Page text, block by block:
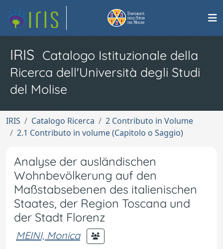
IRIS Catalogo Istituzionale della
Ricerca dell'Università degli Studi
del Molise
IRIS Catalogo Ricerca
2 Contributo in Volume
2.1 Contributo in volume (Capitolo o Saggio)
Analyse der ausländischen
Wohnbevölkerung auf den
Maßstabsebenen des italienischen
Staates, der Region Toscana und
der Stadt Florenz
MEINI, Monica